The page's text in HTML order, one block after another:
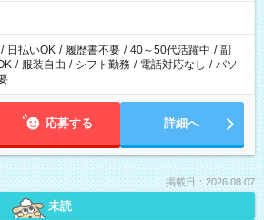
/ 日払いOK / 履歴書不要 / 40～50代活躍中 / 副
/ 服装自由 / シフト勤務 / 電話対応なし / パソ
応募する 詳細へ
掲載日：2026.08.07
未読